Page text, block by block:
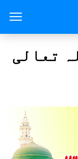
تعالی